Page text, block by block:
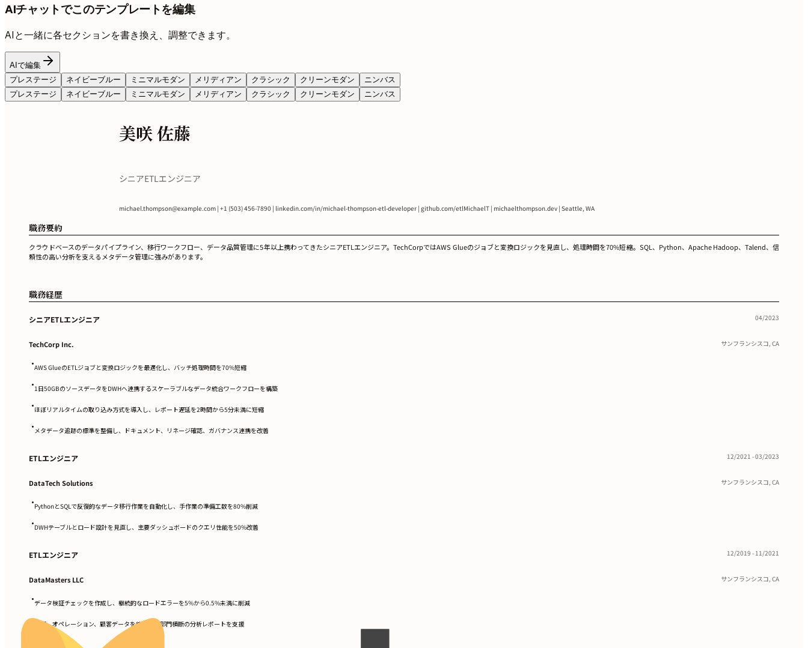
AIチャットでこのテンプレートを編集
AIと一緒に各セクションを書き換え、調整できます。
AIで編集
プレステージ
ネイビーブルー ミニマルモダン メリディアン クラシック クリーンモダン
ニンバス
プレステージ
ネイビーブルー ミニマルモダン メリディアン クラシック クリーンモダン ニンバス
美咲 佐藤
シニアETLエンジニア
michael.thompson@example.com | +1 (503) 456-7890 | linkedin.com/in/michael-thompson-etl-developer | github.com/etlMichaelT | michaelthompson.dev | Seattle, WA
職務要約
クラウドベースのデータパイプライン、移行ワークフロー、データ品質管理に5年以上携わってきたシニアETLエンジニア。TechCorpではAWS Glueのジョブと変換ロジックを見直し、処理時間を70%短縮。SQL、Python、Apache Hadoop、Talend、信
頼性の高い分析を支えるメタデータ管理に強みがあります。
職務経歴
シニアETLエンジニア 04/2023
TechCorp Inc. サンフランシスコ, CA
•AWS GlueのETLジョブと変換ロジックを最適化し、バッチ処理時間を70%短縮
•1日50GBのソースデータをDWHへ連携するスケーラブルなデータ統合ワークフローを構築
•ほぼリアルタイムの取り込み方式を導入し、レポート遅延を2時間から5分未満に短縮
•メタデータ追跡の標準を整備し、ドキュメント、リネージ確認、ガバナンス連携を改善
ETLエンジニア 12/2021 - 03/2023
DataTech Solutions サンフランシスコ, CA
•PythonとSQLで反復的なデータ移行作業を自動化し、手作業の準備工数を80%削減
•DWHテーブルとロード設計を見直し、主要ダッシュボードのクエリ性能を50%改善
ETLエンジニア 12/2019 - 11/2021
DataMasters LLC サンフランシスコ, CA
•データ検証チェックを作成し、継続的なロードエラーを5%から0.5%未満に削減
• 財務、オペレーション、顧客データを統合し、部門横断の分析レポートを支援